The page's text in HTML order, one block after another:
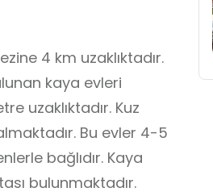
4 km uzaklıktadır.
kaya evleri
uzaklıktadır. Kuz
Bu evler 4-5
bağlıdır. Kaya
bulunmaktadır.